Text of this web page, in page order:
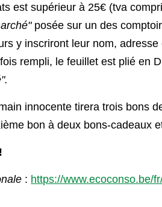
est supérieur à 25€ (tva
posée sur un des
y inscriront leur nom,
rempli, le feuillet est plié en
innocente tirera trois bons
bon à deux bons-cadeaux
: https://www.ecoconso.be/